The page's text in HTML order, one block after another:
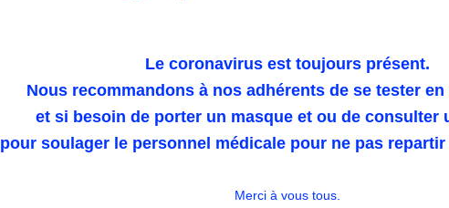
Le coronavirus est toujours présent.
Nous recommandons à nos adhérents de se tester
et si besoin de porter un masque et ou de consulter
pour soulager le personnel médicale pour ne pas
Merci à vous tous.